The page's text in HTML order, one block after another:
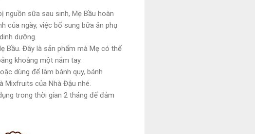
nguồn sữa sau sinh, Mẹ Bầu hoàn
của ngày, việc bổ sung bữa ăn phụ
dưỡng.
Bầu. Đây là sản phẩm mà Mẹ có thể
khoảng một nắm tay.
dùng để làm bánh quy, bánh
Mixfruits của Nhà Đậu nhé.
trong thời gian 2 tháng để đảm